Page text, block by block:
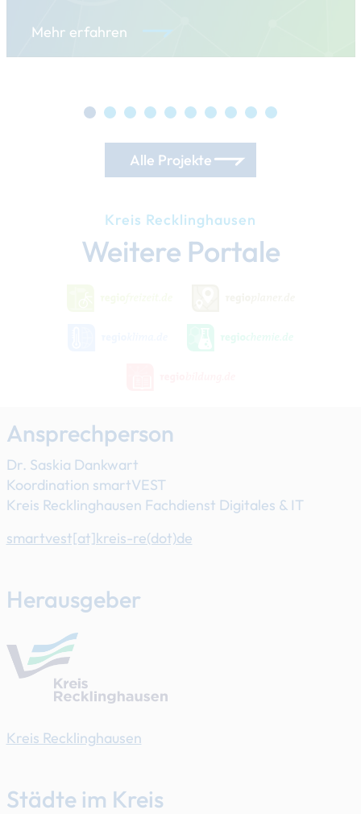
Mehr erfahren
Alle Projekte
Kreis Recklinghausen
Weitere Portale
Ansprechperson
Dr. Saskia Dankwart
Koordination smartVEST
Kreis Recklinghausen Fachdienst Digitales & IT
smartvest[at]​kreis-re(dot)de
Herausgeber
Kreis Recklinghausen
Städte im Kreis